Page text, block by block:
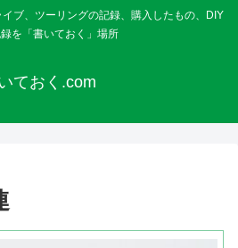
ブ、ツーリングの記録、購入したもの、DIY
を「書いておく」場所
ておく.com